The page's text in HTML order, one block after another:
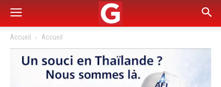
Accueil Accueil